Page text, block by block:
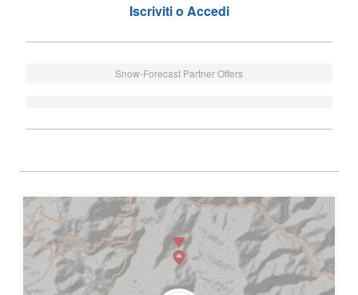
Iscriviti o Accedi
Snow-Forecast Partner Offers